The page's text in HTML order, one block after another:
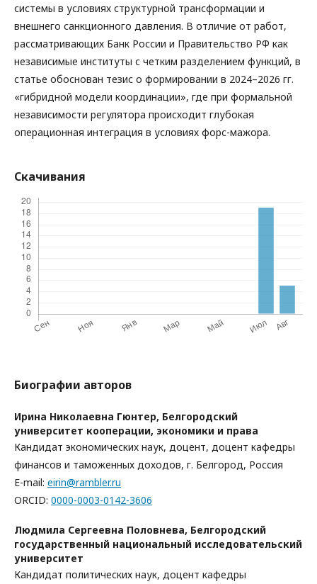
системы в условиях структурной трансформации и
внешнего санкционного давления. В отличие от работ,
рассматривающих Банк России и Правительство РФ как
независимые институты с четким разделением функций, в
статье обоснован тезис о формировании в 2024–2026 гг.
«гибридной модели координации», где при формальной
независимости регулятора происходит глубокая
операционная интеграция в условиях форс-мажора.
Скачивания
Биографии авторов
Ирина Николаевна Гюнтер, Белгородский
университет кооперации, экономики и права
Кандидат экономических наук, доцент, доцент кафедры
финансов и таможенных доходов, г. Белгород, Россия
E-mail: eirin@rambler.ru
ORCID: 0000-0003-0142-3606
Людмила Сергеевна Половнева, Белгородский
государственный национальный исследовательский
университет
Кандидат политических наук, доцент кафедры